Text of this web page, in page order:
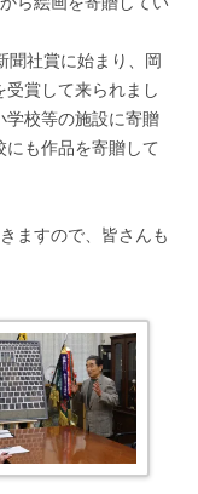
聞社賞に始まり、岡
賞して来られまし
学校等の施設に寄贈
も作品を寄贈して
ますので、皆さんも